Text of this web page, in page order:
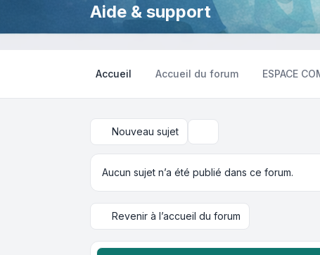
Aide & support
Accueil Accueil du forum ESPACE
Nouveau sujet
Aucun sujet n’a été publié dans ce forum.
Revenir à l’accueil du forum